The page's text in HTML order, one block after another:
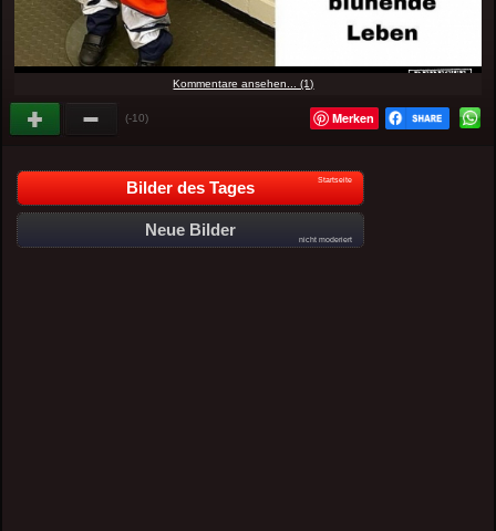
Kommentare ansehen... (1)
(-10) Merken
Bilder des Tages Startseite
Neue Bilder
nicht moderiert